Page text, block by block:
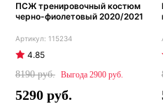
ПСЖ тренировочный костюм
черно-фиолетовый 2020/2021
115234
4.85
8190
2900
5290